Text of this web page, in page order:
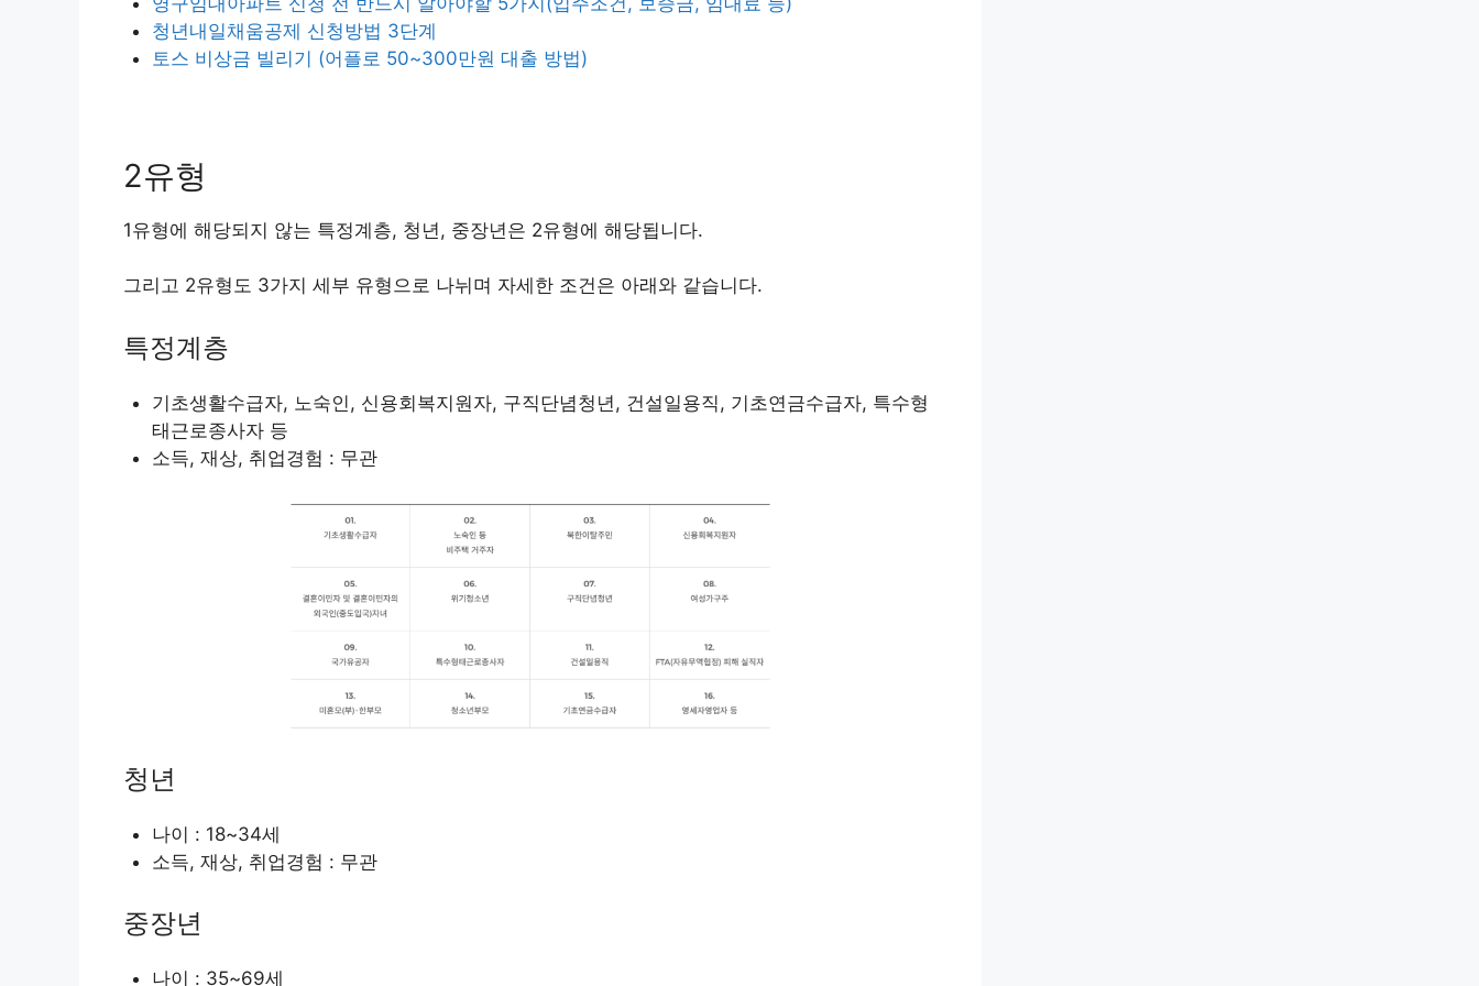
청년내일채움공제 신청방법 3단계
토스 비상금 빌리기 (어플로 50~300만원 대출 방법)
2유형
1유형에 해당되지 않는 특정계층, 청년, 중장년은 2유형에 해당됩니다.
그리고 2유형도 3가지 세부 유형으로 나뉘며 자세한 조건은 아래와 같습니다.
특정계층
기초생활수급자, 노숙인, 신용회복지원자, 구직단념청년, 건설일용직, 기초연금수급자, 특수형
태근로종사자 등
소득, 재상, 취업경험 : 무관
청년
나이 : 18~34세
소득, 재상, 취업경험 : 무관
중장년
나이 : 35~69세